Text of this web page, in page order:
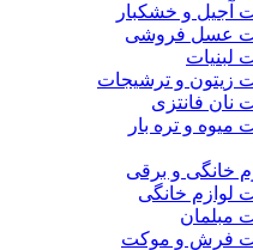
آجیل و خشکبار
عسل فروشی
لبنیات
زیتون و ترشیجات
نان فانتزی
میوه و تره بار
خانگی و برقی
لوازم خانگی
مبلمان
فرش و موکت